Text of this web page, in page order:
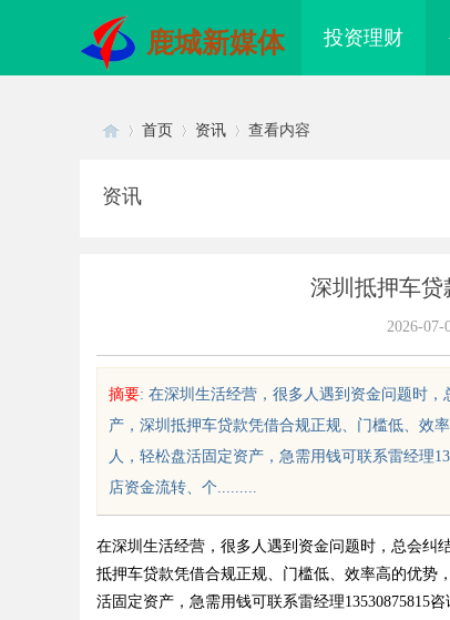
鹿城新媒体 投资理财
首页 资讯 查看内容
资讯
深圳抵押车
2026-07-
摘要: 在深圳生活经营，很多人遇到资金问题时
产，深圳抵押车贷款凭借合规正规、门槛低、效
人，轻松盘活固定资产，急需用钱可联系雷经理
店资金流转、个.........
在深圳生活经营，很多人遇到资金问题时，总会纠
抵押车贷款凭借合规正规、门槛低、效率高的优势
活固定资产，急需用钱可联系雷经理13530875815咨
眼镜 上海配眼镜
花钱，ai却天